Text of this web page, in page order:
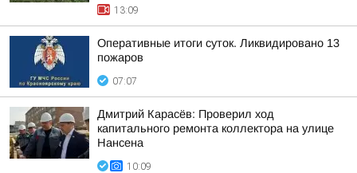
13:09
Оперативные итоги суток. Ликвидировано 13
пожаров
07:07
Дмитрий Карасёв: Проверил ход
капитального ремонта коллектора на улице
Нансена
10:09